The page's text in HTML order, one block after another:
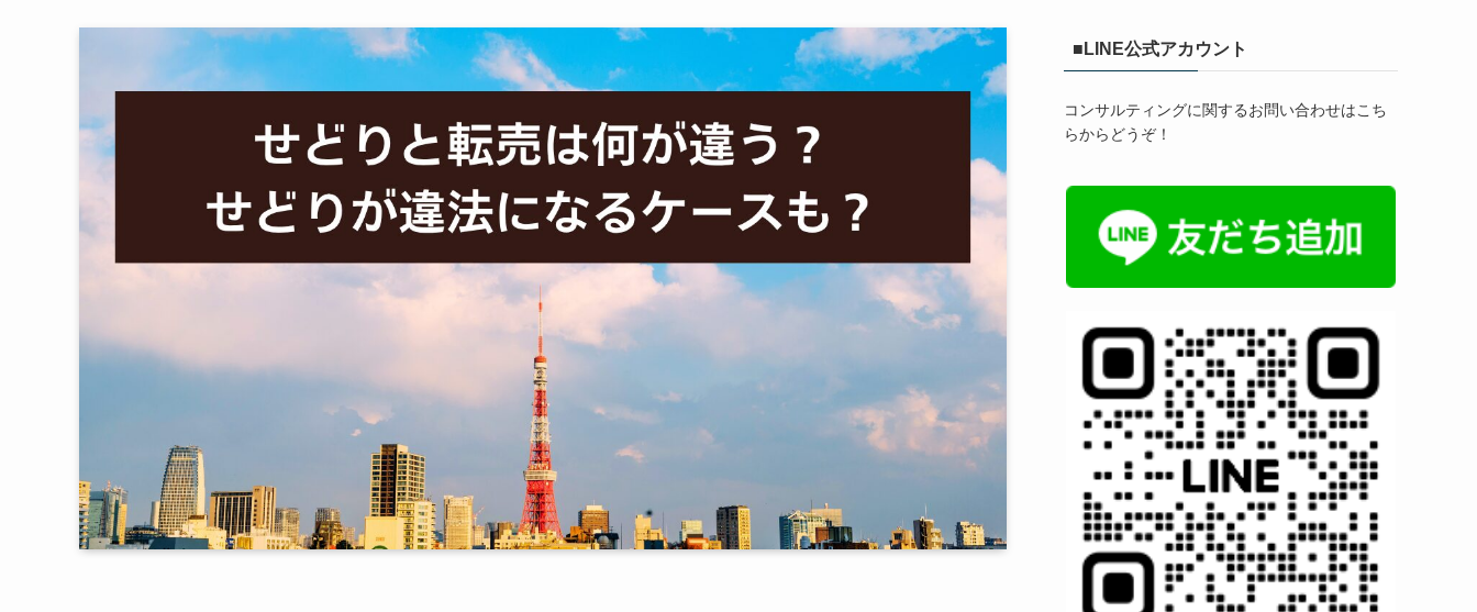
■LINE公式アカウント
コンサルティングに関するお問い合わせはこち
らからどうぞ！